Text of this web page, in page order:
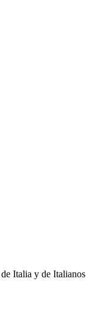
Italia y de Italianos